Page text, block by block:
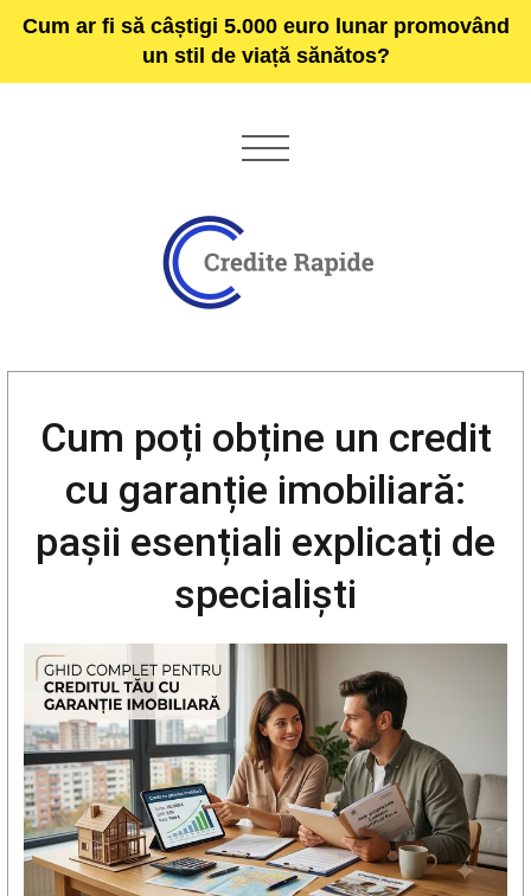
Cum ar fi să câștigi 5.000 euro lunar promovând
un stil de viață sănătos?
Cum poți obține un credit
cu garanție imobiliară:
pașii esențiali explicați de
specialiști